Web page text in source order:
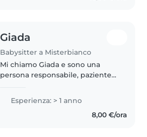
Giada
Babysitter a Misterbianco
Mi chiamo Giada e sono una
persona responsabile, paziente
fratelli più piccoli, sono abutuata
a stare con i bambini e a
Esperienza: > 1 anno
8,00 €/ora